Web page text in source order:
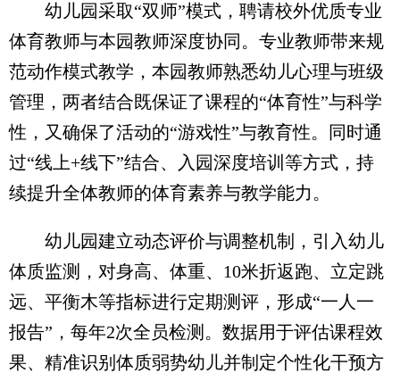
幼儿园采取“双师”模式，聘请校外优质专业
体育教师与本园教师深度协同。专业教师带来规
范动作模式教学，本园教师熟悉幼儿心理与班级
管理，两者结合既保证了课程的“体育性”与科学
性，又确保了活动的“游戏性”与教育性。同时通
过“线上+线下”结合、入园深度培训等方式，持
续提升全体教师的体育素养与教学能力。
幼儿园建立动态评价与调整机制，引入幼儿
体质监测，对身高、体重、10米折返跑、立定跳
远、平衡木等指标进行定期测评，形成“一人一
报告”，每年2次全员检测。数据用于评估课程效
果、精准识别体质弱势幼儿并制定个性化干预方